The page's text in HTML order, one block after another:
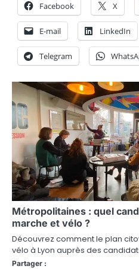
Facebook X
E-mail LinkedIn
Telegram
Métropolitaines : quel
marche et vélo ?
Découvrez comment le plan
vélo à Lyon auprès des
Partager :